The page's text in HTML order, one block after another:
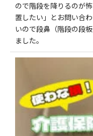
ので階段を降りるのが
置したい」とお問い合
いので段鼻（階段の段
ました。